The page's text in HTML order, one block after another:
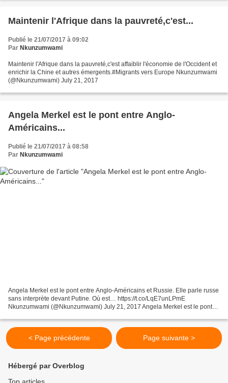
Maintenir l'Afrique dans la pauvreté,c'est...
Publié le 21/07/2017 à 09:02
Par Nkunzumwami
Maintenir l'Afrique dans la pauvreté,c'est affaiblir l'économie de l'Occident et
enrichir la Chine et autres émergents.#Migrants vers Europe Nkunzumwami
(@Nkunzumwami) July 21, 2017
Angela Merkel est le pont entre Anglo-
Américains...
Publié le 21/07/2017 à 08:58
Par Nkunzumwami
Angela Merkel est le pont entre Anglo-Américains et Russie. Elle parle russe
sans interprète devant Putine. Où est… https://t.co/LqE7unLPmE
Nkunzumwami (@Nkunzumwami) July 21, 2017 Angela Merkel est le pont
< Page précédente Page suivante >
Hébergé par Overblog